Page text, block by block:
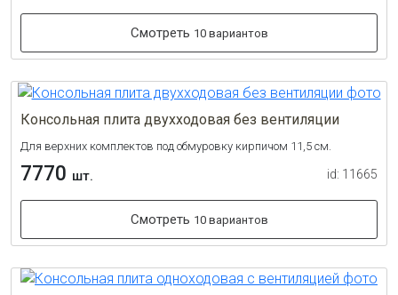
Смотреть 10 вариантов
Консольная плита двухходовая без вентиляции
Для верхних комплектов под обмуровку кирпичом 11,5 см.
7770 шт. id: 11665
Смотреть 10 вариантов